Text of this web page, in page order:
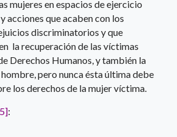
mujeres en espacios de ejercicio
acciones que acaben con los
discriminatorios y que
la recuperación de las víctimas
Derechos Humanos, y también la
pero nunca ésta última debe
los derechos de la mujer víctima.
: